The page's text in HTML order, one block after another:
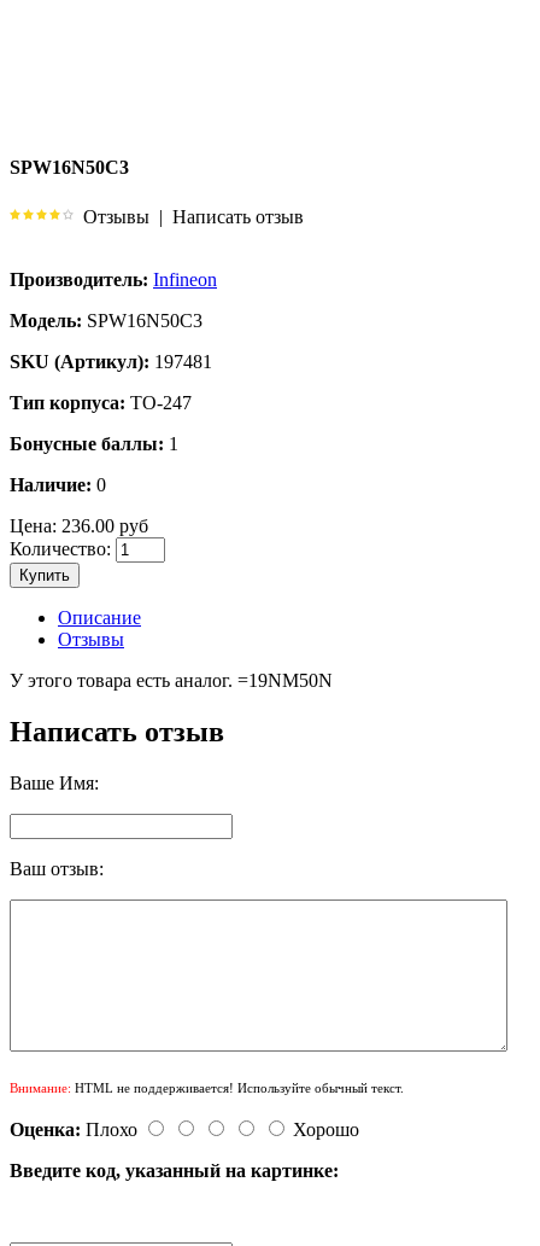
SPW16N50C3
Отзывы | Написать отзыв
Производитель: Infineon
Модель: SPW16N50C3
SKU (Артикул): 197481
Тип корпуса: TO-247
Бонусные баллы: 1
Наличие: 0
Цена: 236.00 руб
Количество:
Купить
Описание
Отзывы
У этого товара есть аналог. =19NM50N
Написать отзыв
Ваше Имя:
Ваш отзыв:
Внимание: HTML не поддерживается! Используйте обычный текст.
Оценка: Плохо
Хорошо
Введите код, указанный на картинке: